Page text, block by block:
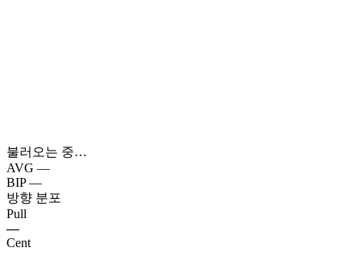
불러오는 중…
AVG —
BIP —
방향 분포
Pull
—
Cent